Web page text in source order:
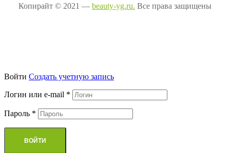
Копирайт © 2021 — beauty-yg.ru. Все права защищены
Войти Cоздать учетную запись
Логин или e-mail *
Пароль *
ВОЙТИ